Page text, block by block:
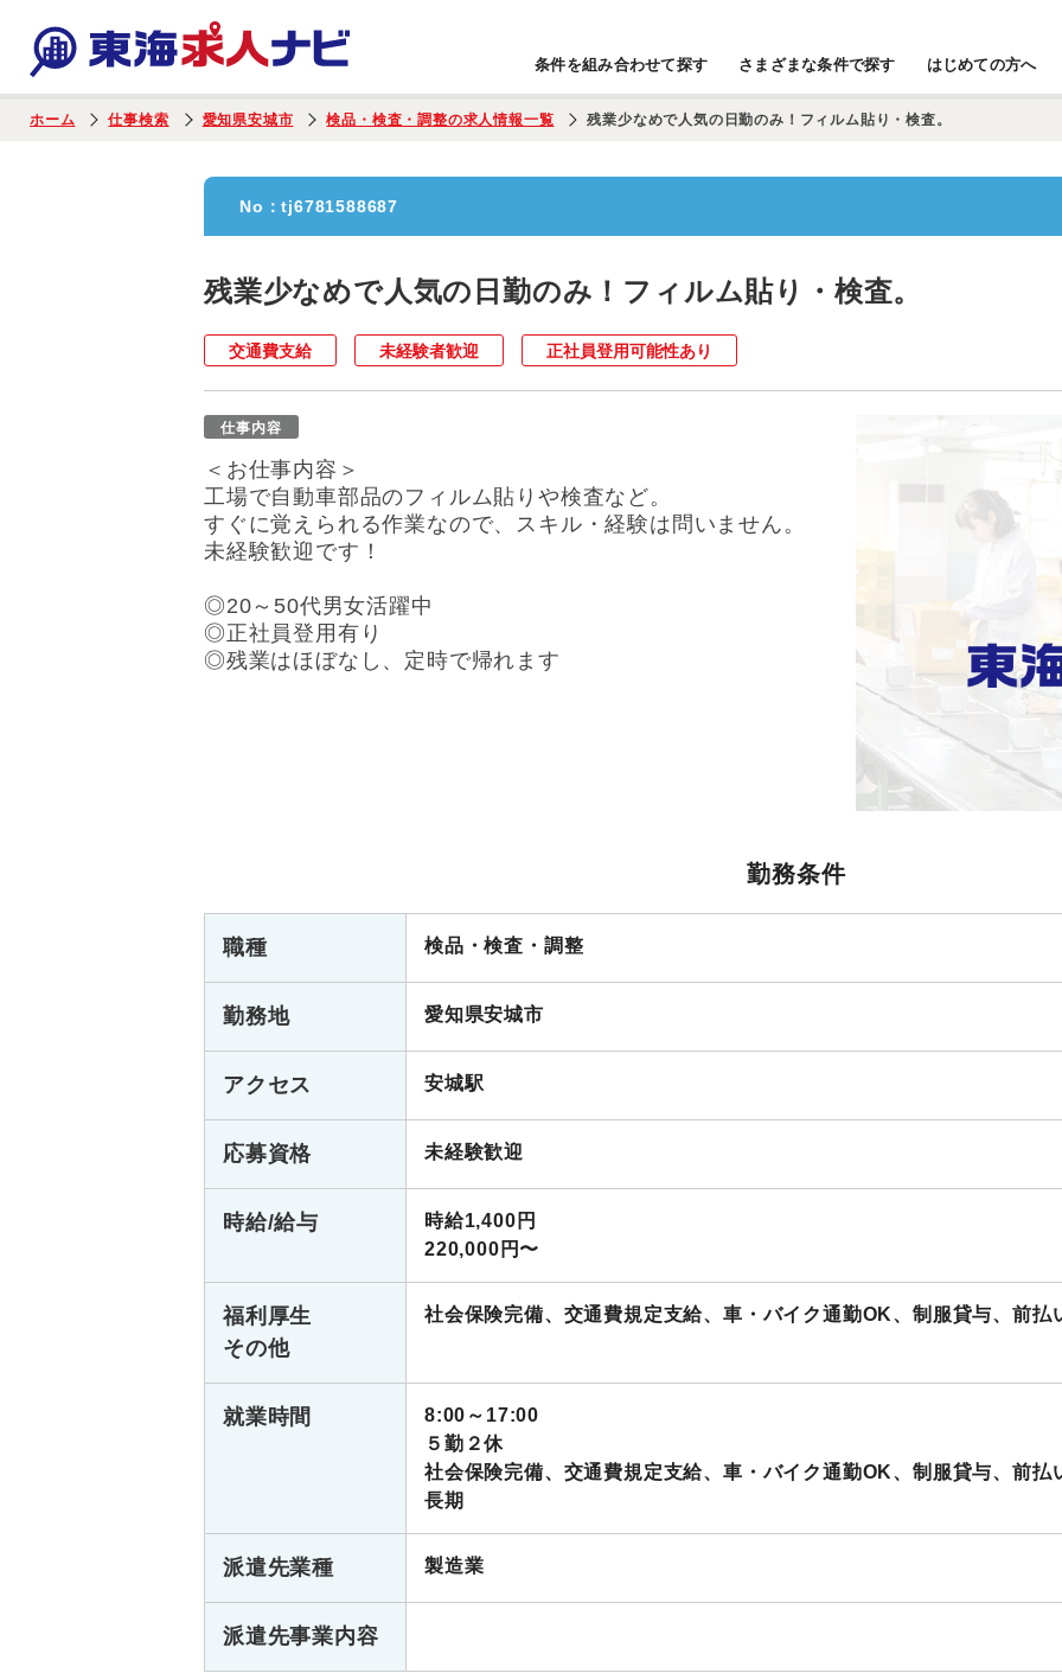
条件を組み合わせて探す さまざまな条件で探す はじめての方へ
ホーム 仕事検索 愛知県安城市 検品・検査・調整の求人情報一覧 残業少なめで人気の日勤のみ！フィルム貼り・検査。
No：tj6781588687
残業少なめで人気の日勤のみ！フィルム貼り・検査。
交通費支給 未経験者歓迎 正社員登用可能性あり
仕事内容
＜お仕事内容＞
工場で自動車部品のフィルム貼りや検査など。
すぐに覚えられる作業なので、スキル・経験は問いません。
未経験歓迎です！
◎20～50代男女活躍中
◎正社員登用有り
◎残業はほぼなし、定時で帰れます
勤務条件
職種 検品・検査・調整
勤務地 愛知県安城市
アクセス 安城駅
応募資格 未経験歓迎
時給/給与
時給1,400円
220,000円〜
福利厚生
その他
社会保険完備、交通費規定支給、車・バイク通勤OK、制服貸与、前払
就業時間
8:00～17:00
５勤２休
社会保険完備、交通費規定支給、車・バイク通勤OK、制服貸与、前払
長期
派遣先業種 製造業
派遣先事業内容